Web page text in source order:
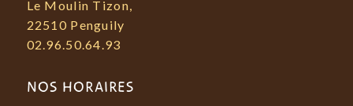
Le Moulin Tizon,
22510 Penguily
02.96.50.64.93
NOS HORAIRES